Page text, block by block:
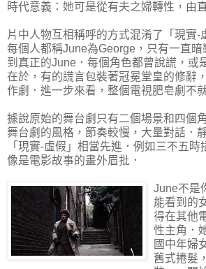
時代意義：她可是從有夫之婦轉性，由
片中人物互相稱呼的方式混淆了「現實-
每個人都稱June為George，只有一直
到真正的June．每個角色都曾說謊，或
在於，有的謊言包裝著冠冕堂皇的修辭
作劇．進一步來看，整個電視肥皂劇不
據說原始的舞台劇只有二個場景和四個
舞台劇的風格，節奏較慢，大量對話．
「現實-虛假」相當先進．例如三不五時
像是電影故事的畫外眉批．
June不是
能看到的
得在其他
性主角．
國中年婦
舊式捲髮